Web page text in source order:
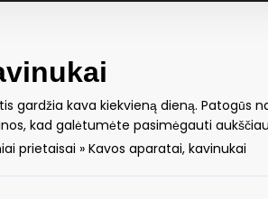
gardžia kava kiekvieną dieną.
kad galėtumėte pasimėgauti
prietaisai » Kavos aparatai, kavinukai